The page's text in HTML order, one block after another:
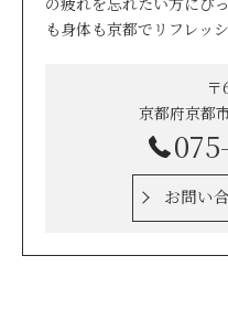
も身体も京都でリフレッ
〒
京都府京都
お問い